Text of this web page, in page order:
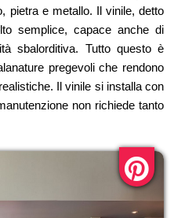
pietra e metallo. Il vinile, detto
semplice, capace anche di
sbalorditiva. Tutto questo è
pregevoli che rendono
Il vinile si installa con
non richiede tanto